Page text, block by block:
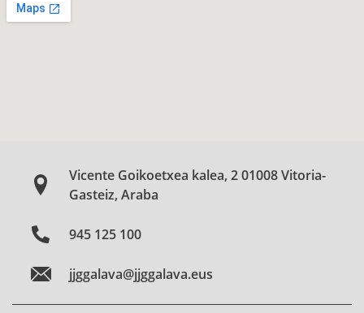
Vicente Goikoetxea kalea, 2 01008 Vitoria-
Gasteiz, Araba
945 125 100
jjggalava@jjggalava.eus